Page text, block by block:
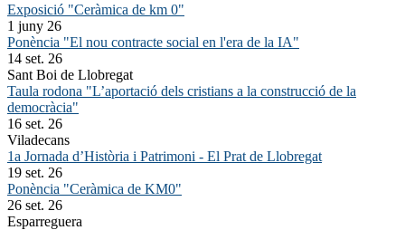
Exposició "Ceràmica de km 0"
1 juny 26
Ponència "El nou contracte social en l'era de la IA"
14 set. 26
Sant Boi de Llobregat
Taula rodona "L’aportació dels cristians a la construcció de la
democràcia"
16 set. 26
Viladecans
1a Jornada d’Història i Patrimoni - El Prat de Llobregat
19 set. 26
Ponència "Ceràmica de KM0"
26 set. 26
Esparreguera